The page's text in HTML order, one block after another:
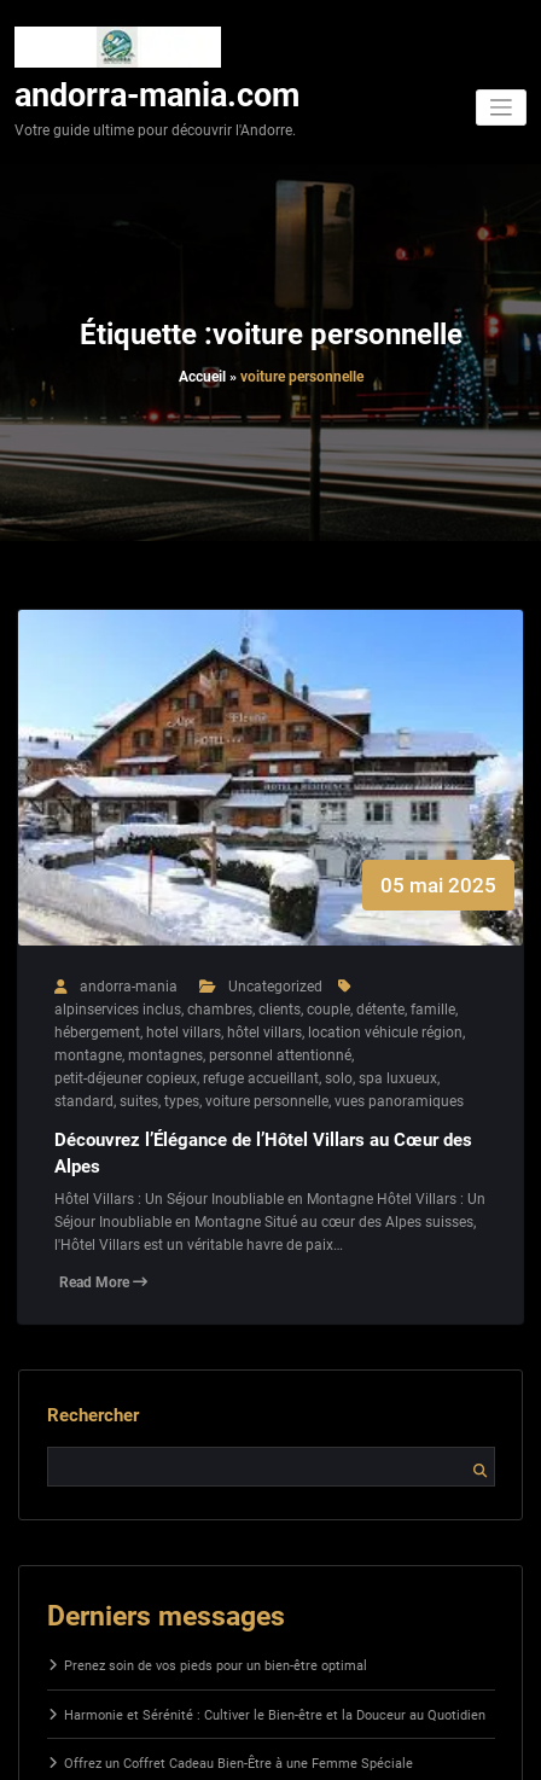
andorra-mania.com
Votre guide ultime pour découvrir l'Andorre.
Étiquette :voiture personnelle
Accueil » voiture personnelle
05 mai 2025
andorra-mania
Uncategorized
alpinservices inclus, chambres, clients, couple, détente, famille,
hébergement, hotel villars, hôtel villars, location véhicule région,
montagne, montagnes, personnel attentionné,
petit-déjeuner copieux, refuge accueillant, solo, spa luxueux,
standard, suites, types, voiture personnelle, vues panoramiques
Découvrez l’Élégance de l’Hôtel Villars au Cœur des
Alpes
Hôtel Villars : Un Séjour Inoubliable en Montagne Hôtel Villars : Un
Séjour Inoubliable en Montagne Situé au cœur des Alpes suisses,
l'Hôtel Villars est un véritable havre de paix…
Read More
Rechercher
Derniers messages
Prenez soin de vos pieds pour un bien-être optimal
Harmonie et Sérénité : Cultiver le Bien-être et la Douceur au Quotidien
Offrez un Coffret Cadeau Bien-Être à une Femme Spéciale